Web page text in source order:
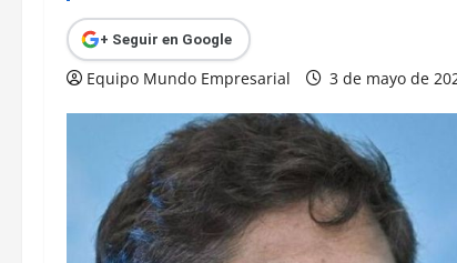
+ Seguir en Google
Equipo Mundo Empresarial 3 de mayo de